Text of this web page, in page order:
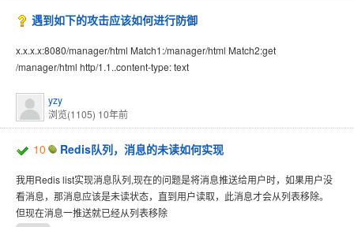
遇到如下的攻击应该如何进行防御
x.x.x.x:8080/manager/html Match1:/manager/html Match2:get
/manager/html http/1.1..content-type: text
yzy
浏览(1105) 10年前
10 Redis队列，消息的未读如何实现
我用Redis list实现消息队列,现在的问题是将消息推送给用户时，如果用户没
看消息，那消息应该是未读状态，直到用户读取，此消息才会从列表移除。
但现在消息一推送就已经从列表移除